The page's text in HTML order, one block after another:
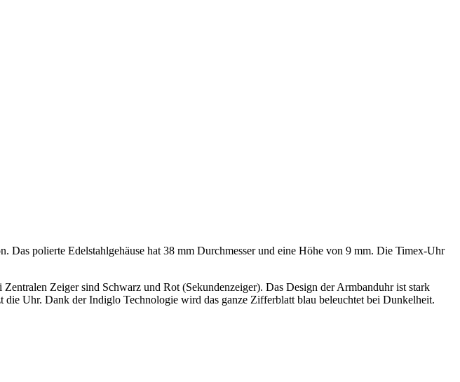
Das polierte Edelstahlgehäuse hat 38 mm Durchmesser und eine Höhe von 9 mm. Die Timex-Uhr
Zeiger sind Schwarz und Rot (Sekundenzeiger). Das Design der Armbanduhr ist stark
Uhr. Dank der Indiglo Technologie wird das ganze Zifferblatt blau beleuchtet bei Dunkelheit.